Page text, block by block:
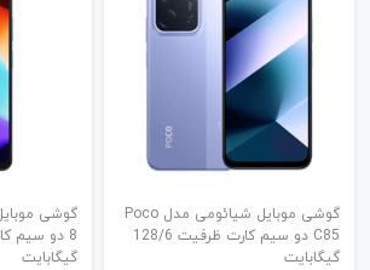
گوشی موبایل شیائومی مدل Poco
C85 دو سیم کارت ظرفیت 128/6
گیگابایت
گیگابایت